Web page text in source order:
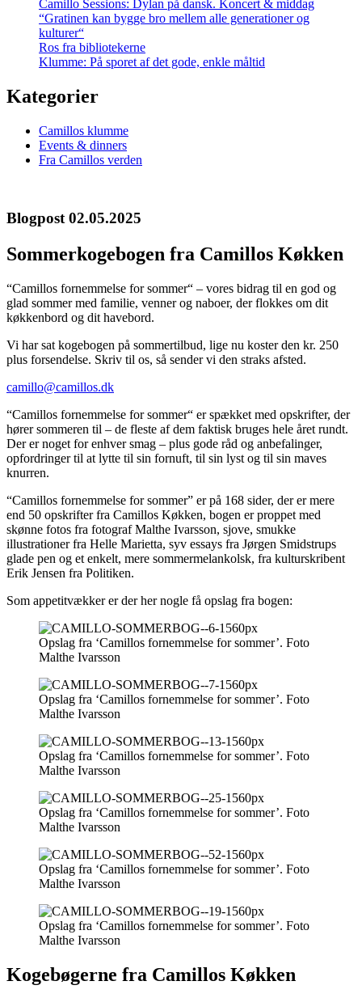
Camillo Sessions: Dylan på dansk. Koncert & middag
“Gratinen kan bygge bro mellem alle generationer og
kulturer“
Ros fra bibliotekerne
Klumme: På sporet af det gode, enkle måltid
Kategorier
Camillos klumme
Events & dinners
Fra Camillos verden
Blogpost 02.05.2025
Sommerkogebogen fra Camillos Køkken
“Camillos fornemmelse for sommer“ – vores bidrag til en god og
glad sommer med familie, venner og naboer, der flokkes om dit
køkkenbord og dit havebord.
Vi har sat kogebogen på sommertilbud, lige nu koster den kr. 250
plus forsendelse. Skriv til os, så sender vi den straks afsted.
camillo@camillos.dk
“Camillos fornemmelse for sommer“ er spækket med opskrifter, der
hører sommeren til – de fleste af dem faktisk bruges hele året rundt.
Der er noget for enhver smag – plus gode råd og anbefalinger,
opfordringer til at lytte til sin fornuft, til sin lyst og til sin maves
knurren.
“Camillos fornemmelse for sommer” er på 168 sider, der er mere
end 50 opskrifter fra Camillos Køkken, bogen er proppet med
skønne fotos fra fotograf Malthe Ivarsson, sjove, smukke
illustrationer fra Helle Marietta, syv essays fra Jørgen Smidstrups
glade pen og et enkelt, mere sommermelankolsk, fra kulturskribent
Erik Jensen fra Politiken.
Som appetitvækker er der her nogle få opslag fra bogen:
Opslag fra ‘Camillos fornemmelse for sommer’. Foto
Malthe Ivarsson
Opslag fra ‘Camillos fornemmelse for sommer’. Foto
Malthe Ivarsson
Opslag fra ‘Camillos fornemmelse for sommer’. Foto
Malthe Ivarsson
Opslag fra ‘Camillos fornemmelse for sommer’. Foto
Malthe Ivarsson
Opslag fra ‘Camillos fornemmelse for sommer’. Foto
Malthe Ivarsson
Opslag fra ‘Camillos fornemmelse for sommer’. Foto
Malthe Ivarsson
Kogebøgerne fra Camillos Køkken